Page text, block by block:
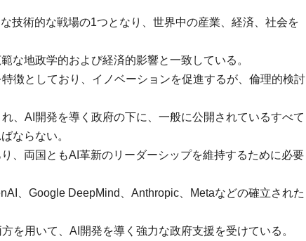
技術的な戦場の1つとなり、世界中の産業、経済、社会を
な地政学的および経済的影響と一致している。
徴としており、イノベーションを促進するが、倫理的検討
、AI開発を導く政府の下に、一般に公開されているすべて
ならない。
、両国ともAI革新のリーダーシップを維持するために必要
、Google DeepMind、Anthropic、Metaなどの確立された
を用いて、AI開発を導く強力な政府支援を受けている。